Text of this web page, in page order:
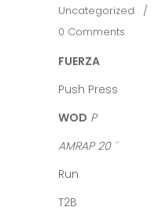
Uncategorized
0 Comments
FUERZA
Push Press
WOD P
AMRAP 20 ´
Run
T2B